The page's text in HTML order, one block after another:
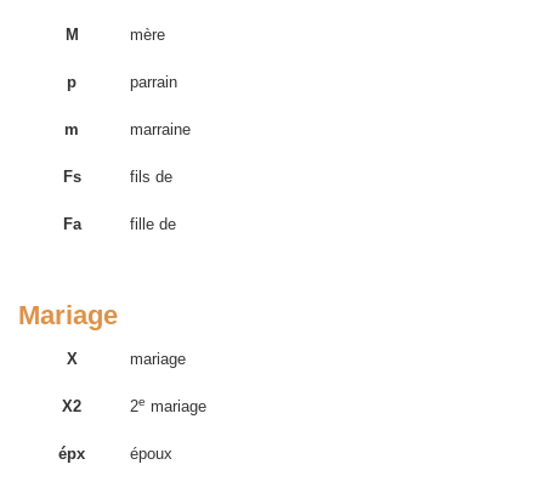
M mère
p parrain
m marraine
Fs fils de
Fa fille de
Mariage
X mariage
X2 2e mariage
épx époux